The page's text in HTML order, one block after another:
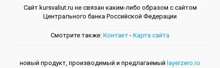
Сайт kursvaliut.ru не связан каким-либо образом с сайтом
Центрального банкa Российской Федерации
Смотрите также: Контакт - Kарта сайта
новый продукт, производимый и предлагаемый layerzero.ro